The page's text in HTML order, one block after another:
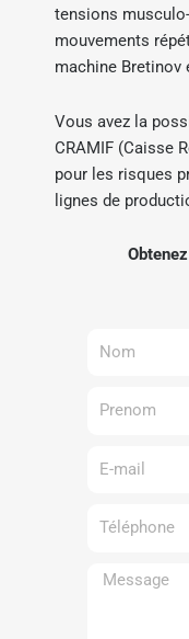
tensions
mouvements
machine Bretinov
Vous avez la
CRAMIF (Caisse
pour les risques
lignes de
Nom
Prenom
Téléphone
Message